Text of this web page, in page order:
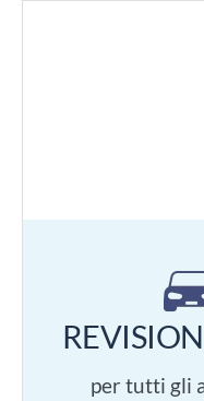
per tutti gli